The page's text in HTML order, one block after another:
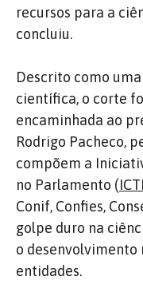
recursos para a
concluiu.
Descrito como
científica, o corte
encaminhada ao
Rodrigo Pacheco,
compõem a
no Parlamento (
Conif, Confies,
golpe duro na
o desenvolvimento
entidades.